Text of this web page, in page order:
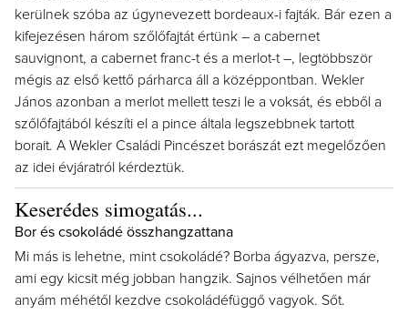
kerülnek szóba az úgynevezett bordeaux-i fajták. Bár ezen a
kifejezésen három szőlőfajtát értünk – a cabernet
sauvignont, a cabernet franc-t és a merlot-t –, legtöbbször
mégis az első kettő párharca áll a középpontban. Wekler
János azonban a merlot mellett teszi le a voksát, és ebből a
szőlőfajtából készíti el a pince általa legszebbnek tartott
borait. A Wekler Családi Pincészet borászát ezt megelőzően
az idei évjáratról kérdeztük.
Keserédes simogatás...
Bor és csokoládé összhangzattana
Mi más is lehetne, mint csokoládé? Borba ágyazva, persze,
ami egy kicsit még jobban hangzik. Sajnos vélhetően már
anyám méhétől kezdve csokoládéfüggő vagyok. Sőt.